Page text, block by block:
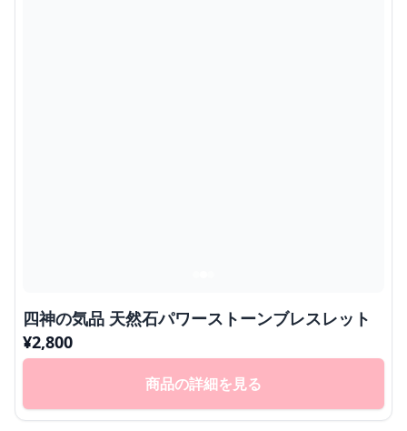
四神の気品 天然石パワーストーンブレスレット
¥2,800
商品の詳細を見る